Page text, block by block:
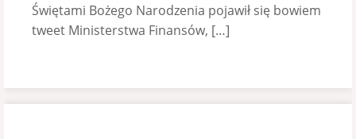
Świętami Bożego Narodzenia pojawił się bowiem
tweet Ministerstwa Finansów, […]